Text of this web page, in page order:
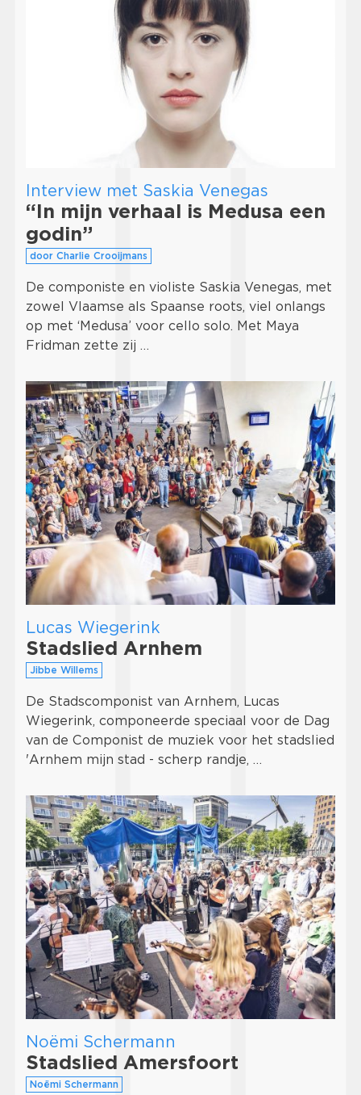
Interview met Saskia Venegas
“In mijn verhaal is Medusa een
godin”
door Charlie Crooijmans
De componiste en violiste Saskia Venegas, met
zowel Vlaamse als Spaanse roots, viel onlangs
op met ‘Medusa’ voor cello solo. Met Maya
Fridman zette zij …
Lucas Wiegerink
Stadslied Arnhem
Jibbe Willems
De Stadscomponist van Arnhem, Lucas
Wiegerink, componeerde speciaal voor de Dag
van de Componist de muziek voor het stadslied
'Arnhem mijn stad - scherp randje, …
Noëmi Schermann
Stadslied Amersfoort
Noëmi Schermann